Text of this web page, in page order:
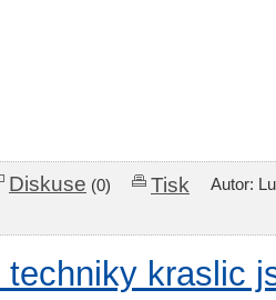
Diskuse (0) Tisk
Autor:
kraslic